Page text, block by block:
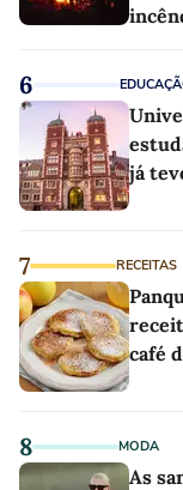
6
já
7 RECEITAS
café
8 MODA
As